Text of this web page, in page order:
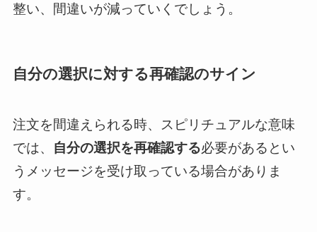
整い、間違いが減っていくでしょう。
自分の選択に対する再確認のサイン
注文を間違えられる時、スピリチュアルな意味
では、 自分の選択を再確認する必要があるとい
うメッセージを受け取っている場合がありま
す。